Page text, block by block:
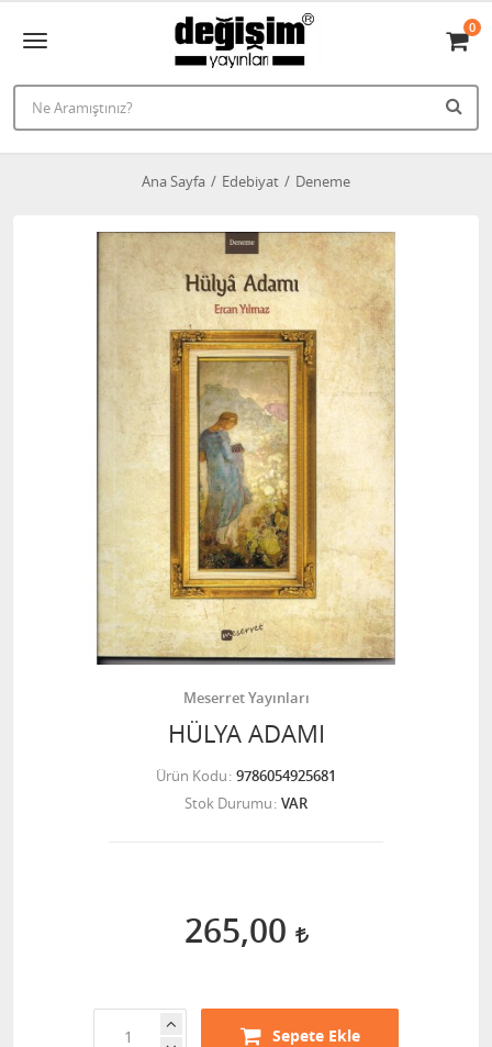
0
Ana Sayfa Edebiyat Deneme
Meserret Yayınları
HÜLYA ADAMI
Ürün Kodu 9786054925681
Stok Durumu VAR
265,00
Sepete Ekle